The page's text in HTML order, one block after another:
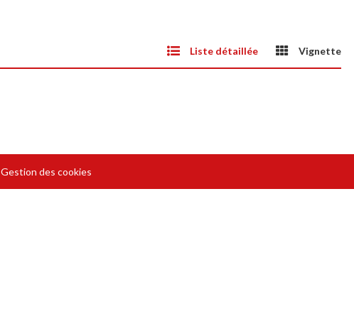
Liste détaillée Vignette
Gestion des cookies